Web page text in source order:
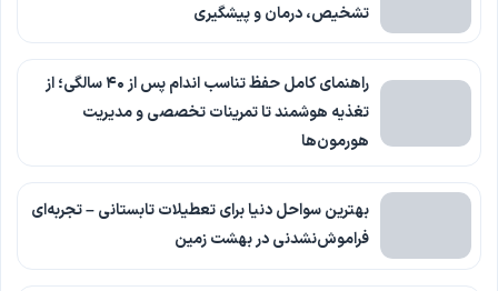
تشخیص، درمان و پیشگیری
راهنمای کامل حفظ تناسب اندام پس از ۴۰ سالگی؛ از
تغذیه هوشمند تا تمرینات تخصصی و مدیریت
هورمون‌ها
بهترین سواحل دنیا برای تعطیلات تابستانی – تجربه‌ای
فراموش‌نشدنی در بهشت زمین